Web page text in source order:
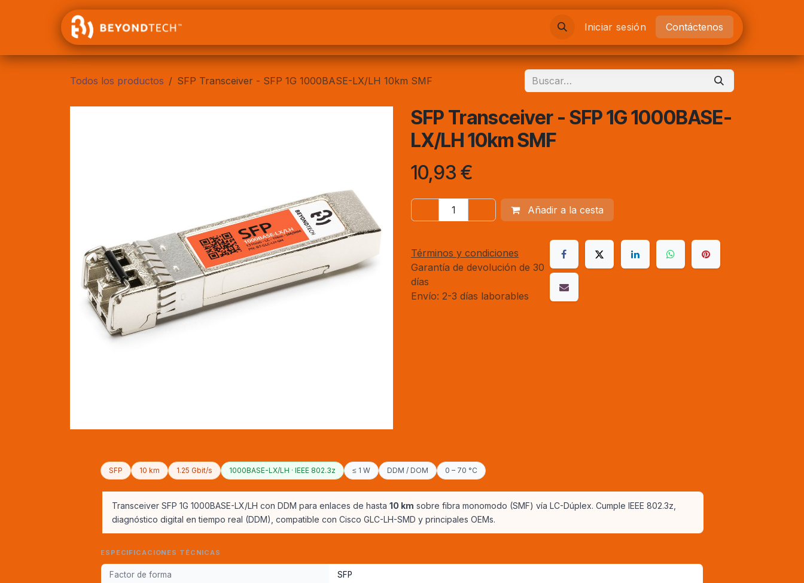
Iniciar sesión Contáctenos
Todos los productos SFP Transceiver - SFP 1G 1000BASE-LX/LH 10km SMF
SFP Transceiver - SFP 1G 1000BASE-
LX/LH 10km SMF
10,93 €
Añadir a la cesta
Términos y condiciones
Garantía de devolución de 30
días
Envío: 2-3 días laborables
SFP 10 km 1.25 Gbit/s 1000BASE-LX/LH · IEEE 802.3z ≤ 1 W DDM / DOM 0 – 70 °C
Transceiver SFP 1G 1000BASE-LX/LH con DDM para enlaces de hasta 10 km sobre fibra monomodo (SMF) vía LC-Dúplex. Cumple IEEE 802.3z,
diagnóstico digital en tiempo real (DDM), compatible con Cisco GLC-LH-SMD y principales OEMs.
ESPECIFICACIONES TÉCNICAS
Factor de forma SFP